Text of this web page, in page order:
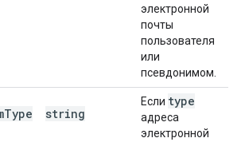
электронной
почты
пользователя
или
псевдонимом.
string
Если type
адреса
электронной